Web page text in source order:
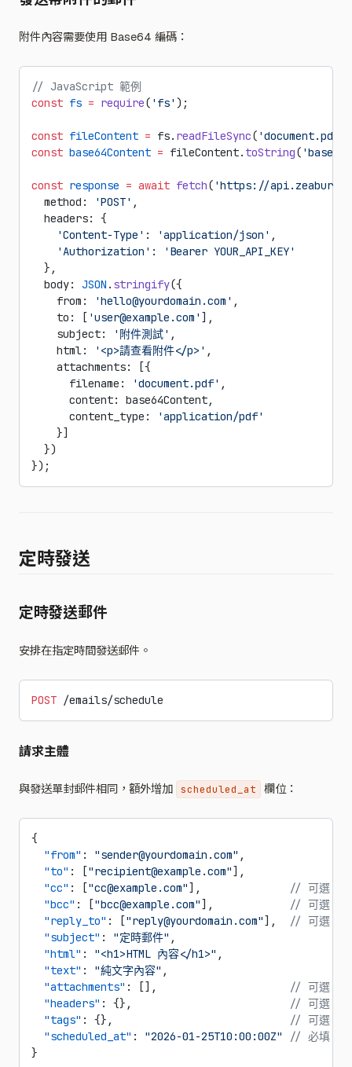
附件內容需要使用 Base64 編碼：
// JavaScript 範例
const fs = require( 'fs' );
const fileContent = fs. readFileSync( 'document.pdf'
const base64Content = fileContent. toString( 'base64'
const response = await fetch( 'https://
  method:
'POST' ,
  headers: {
    'Content-Type'
: 'application/json' ,
    'Authorization'
:
'Bearer YOUR_API_KEY'
  },
  body:
JSON . stringify({
    from:
'hello@yourdomain.com' ,
    to: [
'user@example.com' ],
    subject:
'附件測試' ,
    html:
'<p>請查看附件</p>' ,
    attachments: [{
      filename:
'document.pdf' ,
      content: base64Content,
      content_type:
'application/pdf'
    }]
  })
});
定時發送
定時發送郵件
安排在指定時間發送郵件。
POST /emails/schedule
請求主體
與發送單封郵件相同，額外增加 scheduled_at 欄位：
{
  "from"
: "sender@yourdomain.com" ,
  "to"
: ["recipient@example.com"],
  "cc"
: ["cc@example.com"],
// 可選
  "bcc"
: ["bcc@example.com"],
// 可選
  "reply_to"
: ["reply@yourdomain.com"],
// 可選
  "subject"
: "定時郵件" ,
  "html"
: "<h1>HTML 內容</h1>" ,
  "text"
: "純文字內容" ,
  "attachments"
: [],
// 可選
  "headers"
: {},
// 可選
  "tags"
: {},
// 可選
  "scheduled_at"
: "2026-01-25T10:00:00Z"
// 必填，
}